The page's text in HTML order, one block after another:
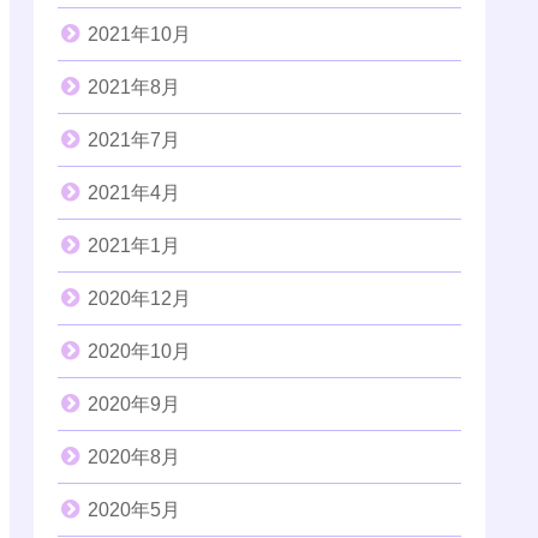
2021年10月
2021年8月
2021年7月
2021年4月
2021年1月
2020年12月
2020年10月
2020年9月
2020年8月
2020年5月